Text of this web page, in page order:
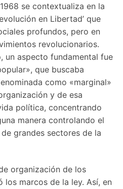
se contextualiza en la
en Libertad’ que
profundos, pero en
revolucionarios.
un aspecto fundamental fue
que buscaba
como «marginal»
y de esa
política, concentrando
manera controlando el
grandes sectores de la
organización de los
los marcos de la ley. Así, en